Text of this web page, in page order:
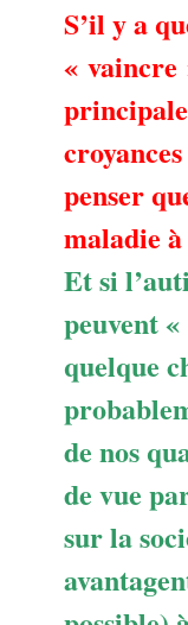
S’il y a
« vaincre
penser
maladie
Et si
peuvent
quelque
de nos
de vue
sur la